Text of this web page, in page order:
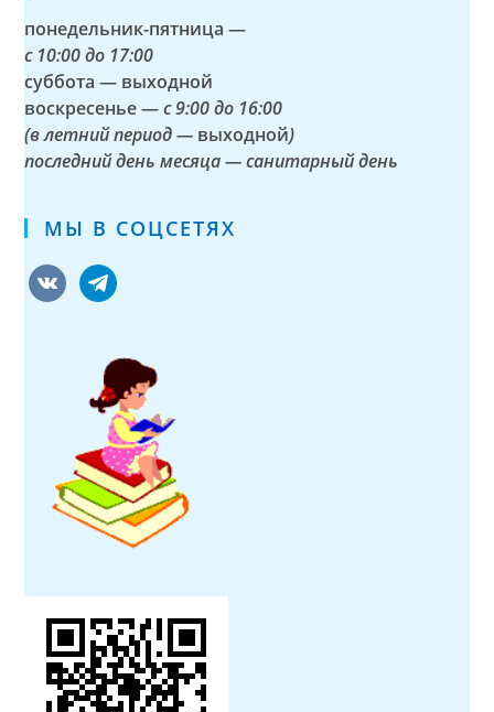
понедельник-пятница —
с 10:00 до 17:00
суббота — выходной
воскресенье —с 9:00 до 16:00
(в летний период — выходной)
последний день месяца — санитарный день
МЫ В СОЦСЕТЯХ
vkontaktetelegram